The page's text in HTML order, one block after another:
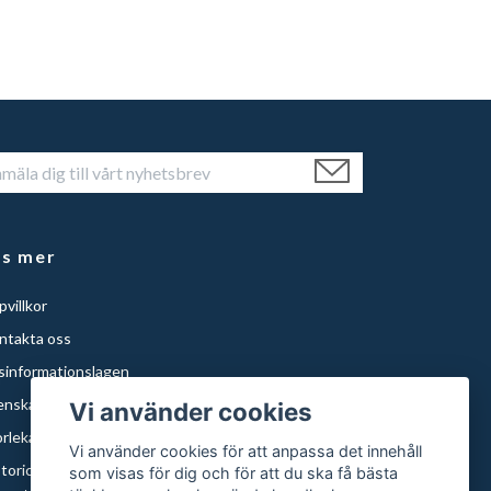
mer
oss
Städer
och papper
Maps of Sweden for Americans with Swedish
Vi använder cookies
Vi använder cookies för att anpassa det innehåll
som visas för dig och för att du ska få bästa